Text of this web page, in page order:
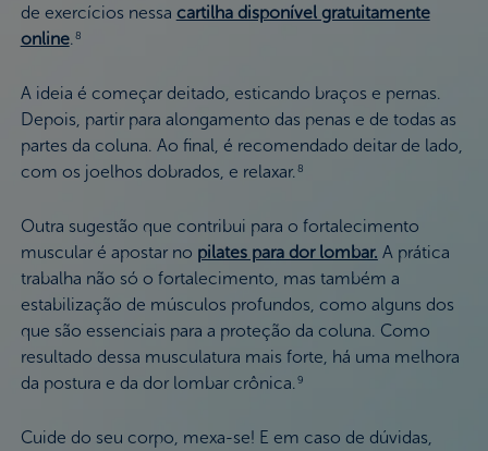
de exercícios nessa cartilha disponível gratuitamente
online.8
A ideia é começar deitado, esticando braços e pernas.
Depois, partir para alongamento das penas e de todas as
partes da coluna. Ao final, é recomendado deitar de lado,
com os joelhos dobrados, e relaxar.8
Outra sugestão que contribui para o fortalecimento
muscular é apostar no pilates para dor lombar. A prática
trabalha não só o fortalecimento, mas também a
estabilização de músculos profundos, como alguns dos
que são essenciais para a proteção da coluna. Como
resultado dessa musculatura mais forte, há uma melhora
da postura e da dor lombar crônica.9
Cuide do seu corpo, mexa-se! E em caso de dúvidas,